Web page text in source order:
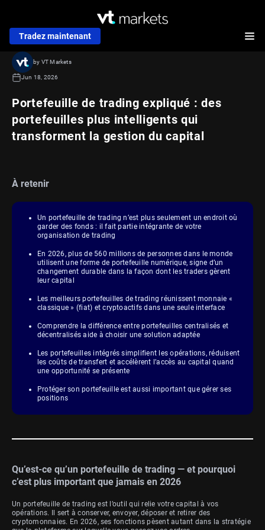
Tradez maintenant
Portefeuille de trading expliqué : des
portefeuilles plus intelligents qui
transforment la gestion du capital
by VT Markets
Jun 18, 2026
À retenir
Un portefeuille de trading n’est plus seulement un endroit où
garder des fonds : il fait partie intégrante de votre
organisation de trading
En 2026, plus de 560 millions de personnes dans le monde
utilisent une forme de portefeuille numérique, signe d’un
changement durable dans la façon dont les traders gèrent
leur capital
Les meilleurs portefeuilles de trading réunissent monnaie «
classique » (fiat) et cryptoactifs dans une seule interface
Comprendre la différence entre portefeuilles centralisés et
décentralisés aide à choisir une solution adaptée
Les portefeuilles intégrés simplifient les opérations, réduisent
les coûts de transfert et accélèrent l’accès au capital quand
une opportunité se présente
Protéger son portefeuille est aussi important que gérer ses
positions
Qu’est-ce qu’un portefeuille de trading — et pourquoi
c’est plus important que jamais en 2026
Un portefeuille de trading est l’outil qui relie votre capital à vos
opérations. Il sert à conserver, envoyer, déposer et retirer des
cryptomonnaies. En 2026, ses fonctions pèsent autant dans la stratégie